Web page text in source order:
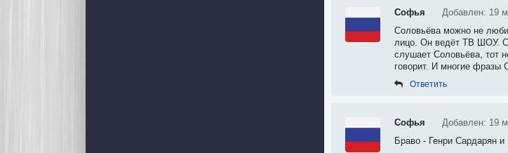
Софья Добавлен: 19
Соловьёва можно не
лицо. Он ведёт ТВ ШОУ.
слушает Соловьёва, тот
говорит. И многие
Ответить
Софья Добавлен: 19
Браво - Генри Сардарян